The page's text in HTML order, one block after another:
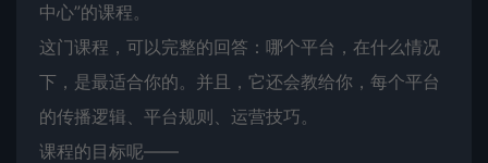
中心”的课程。
这门课程，可以完整的回答：哪个平台，在什么情况
下，是最适合你的。并且，它还会教给你，每个平台
的传播逻辑、平台规则、运营技巧。
课程的目标呢——